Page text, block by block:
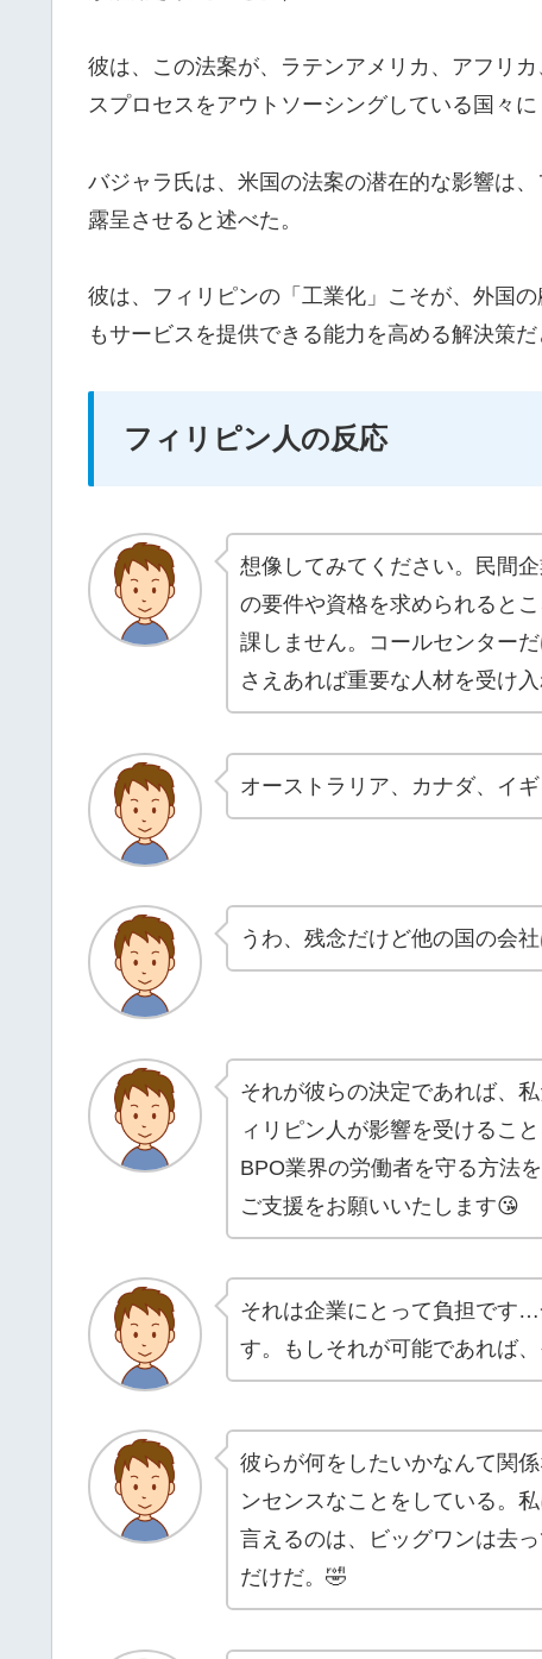
彼は、この法案が、ラテンアメリカ、アフリ
スプロセスをアウトソーシングしている国々
バジャラ氏は、米国の法案の潜在的な影響は
露呈させると述べた。
彼は、フィリピンの「工業化」こそが、外国
もサービスを提供できる能力を高める解決策だ
フィリピン人の反応
想像してみてください。民間
の要件や資格を求められると
課しません。コールセンター
さえあれば重要な人材を受け
オーストラリア、カナダ、イ
うわ、残念だけど他の国の会
それが彼らの決定であれば、
ィリピン人が影響を受けるこ
BPO業界の労働者を守る方法
ご支援をお願いいたします😘
それは企業にとって負担です
す。もしそれが可能であれば
彼らが何をしたいかなんて関
ンセンスなことをしている。
言えるのは、ビッグワンは去
だけだ。🤣